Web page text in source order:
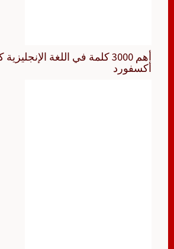
أهم 3000 كلمة في اللغة
أكسفورد